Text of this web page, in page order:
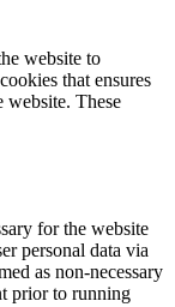
website to
that ensures
website. These
for the website
personal data via
as non-necessary
prior to running